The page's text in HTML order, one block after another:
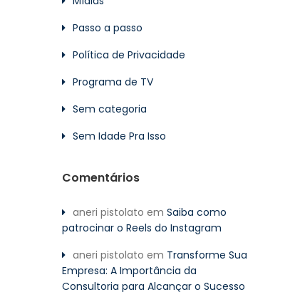
Passo a passo
Política de Privacidade
Programa de TV
Sem categoria
Sem Idade Pra Isso
Comentários
aneri pistolato em Saiba como
patrocinar o Reels do Instagram
aneri pistolato em Transforme Sua
Empresa: A Importância da
Consultoria para Alcançar o Sucesso